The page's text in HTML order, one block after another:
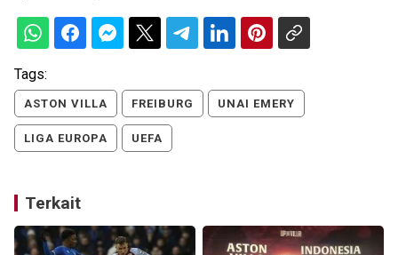
Tags:
ASTON VILLA FREIBURG UNAI EMERY
LIGA EUROPA UEFA
Terkait